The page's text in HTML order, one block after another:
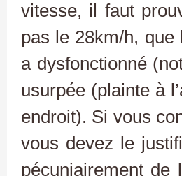
vitesse, il faut
pas le 28km/h, que
a dysfonctionné
usurpée (plainte à
endroit). Si vous
vous devez le
pécuniairement de